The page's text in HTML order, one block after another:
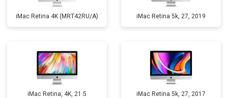
iMac Retina 4K (MRT42RU/A) iMac Retina 5k, 27, 2019
iMac Retina, 4K, 21.5 iMac Retina 5k, 27, 2017